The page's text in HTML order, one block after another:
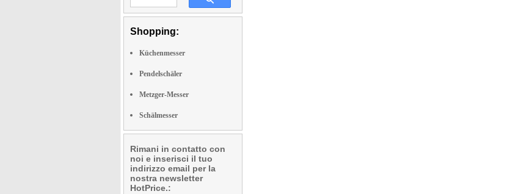
Shopping:
Küchenmesser
Pendelschäler
Metzger-Messer
Schälmesser
Rimani in contatto con
noi e inserisci il tuo
indirizzo email per la
nostra newsletter
HotPrice.: